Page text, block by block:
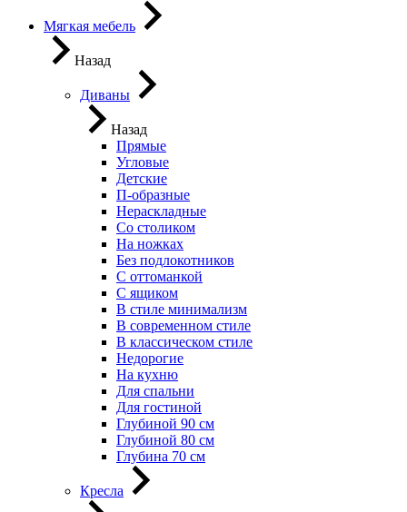
Мягкая мебель
Назад
Диваны
Назад
Прямые
Угловые
Детские
П-образные
Нераскладные
Со столиком
На ножках
Без подлокотников
С оттоманкой
С ящиком
В стиле минимализм
В современном стиле
В классическом стиле
Недорогие
На кухню
Для спальни
Для гостиной
Глубиной 90 см
Глубиной 80 см
Глубина 70 см
Кресла